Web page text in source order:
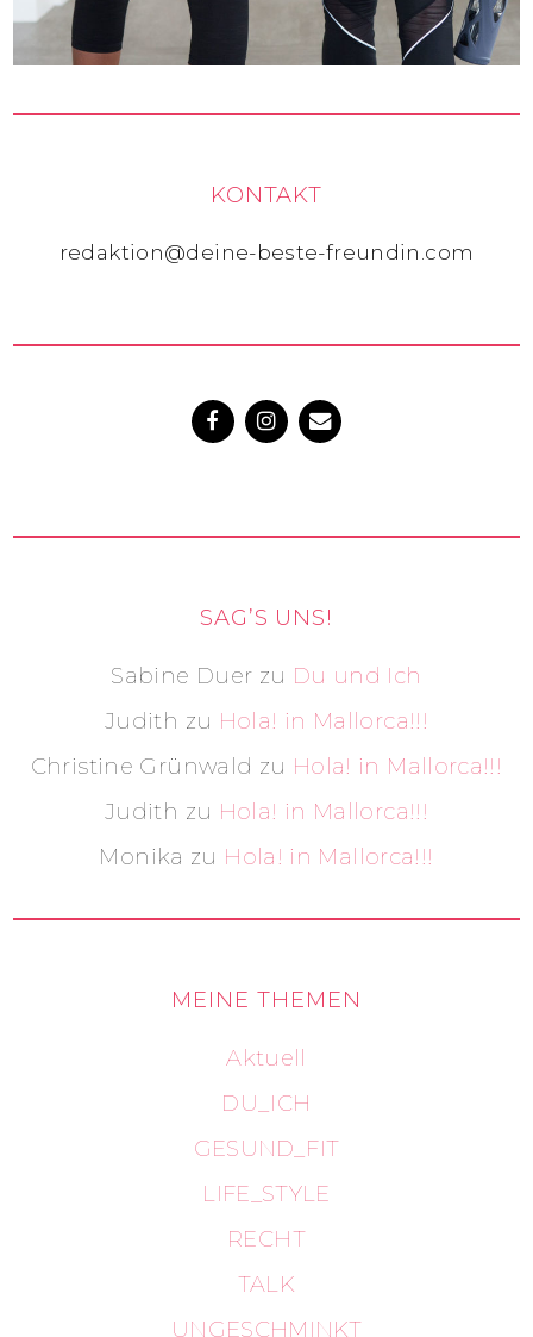
KONTAKT
redaktion@deine-beste-freundin.com
SAG’S UNS!
Sabine Duer zu Du und Ich
Judith zu Hola! in Mallorca!!!
Christine Grünwald zu Hola! in Mallorca!!!
Judith zu Hola! in Mallorca!!!
Monika zu Hola! in Mallorca!!!
MEINE THEMEN
Aktuell
DU_ICH
GESUND_FIT
LIFE_STYLE
RECHT
TALK
UNGESCHMINKT